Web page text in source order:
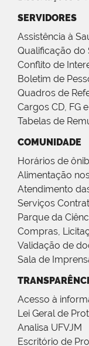
SERVIDORES
Assistência à
Qualificação do
Conflito de
Boletim de
Quadros de
Cargos CD, FG
Tabelas de
COMUNIDADE
Horários de
Alimentação
Atendimento
Serviços
Parque da
Compras,
Validação de
Sala de
Acesso à
Lei Geral de
Analisa UFVJM
Escritório de